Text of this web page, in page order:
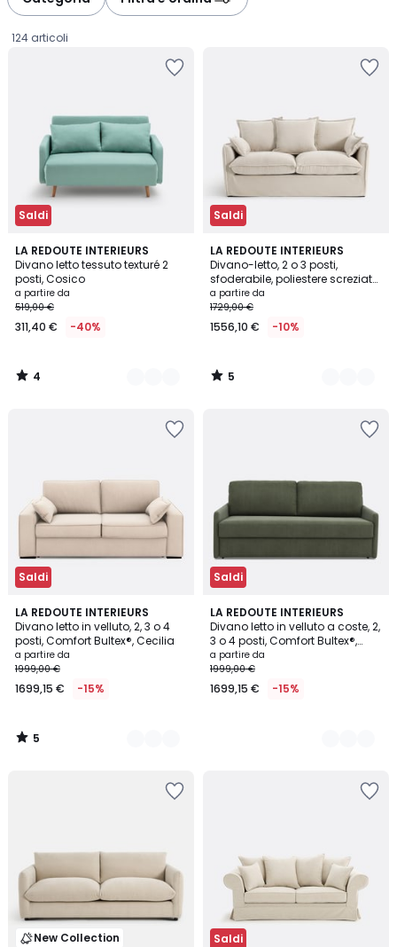
124 articoli
Saldi
LA REDOUTE INTERIEURS
Divano letto tessuto texturé 2
posti, Cosico
Prezzo
a
partire
311,40
€
sconto
applicato.
a partire da
519,00 €
311,40 € -40%
4
/
5
2
Colori
4
/
Saldi
LA REDOUTE INTERIEURS
Divano-letto, 2 o 3 posti,
sfoderabile, poliestere screziato,
ODNA
a partire da
1729,00 €
1556,10 € -10%
5
/
5
9
Colori
5
/
Saldi
LA REDOUTE INTERIEURS
Divano letto in velluto, 2, 3 o 4
posti, Comfort Bultex®, Cecilia
a partire da
1999,00 €
1699,15 € -15%
5
/
5
5
Colori
5
/
Saldi
LA REDOUTE INTERIEURS
Divano letto in velluto a coste, 2,
3 o 4 posti, Comfort Bultex®,
Marta
a partire da
1999,00 €
1699,15 € -15%
5
Colori
New Collection Saldi